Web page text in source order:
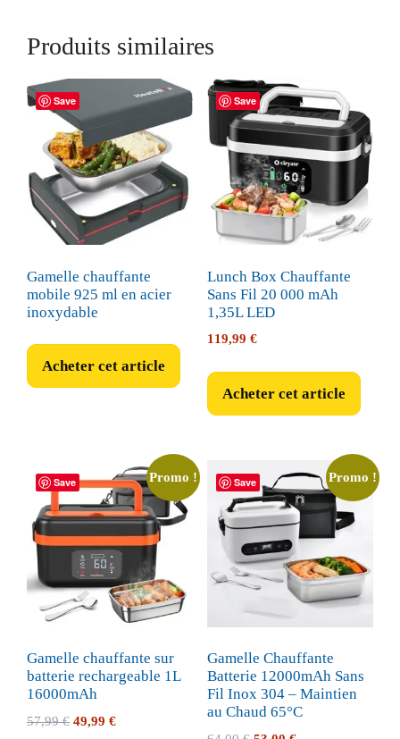
Produits similaires
Save
Gamelle chauffante
mobile 925 ml en acier
inoxydable
Acheter cet article
Save
Lunch Box Chauffante
Sans Fil 20 000 mAh
1,35L LED
119,99 €
Acheter cet article
Save Promo !
Gamelle chauffante sur
batterie rechargeable 1L
16000mAh
57,99€ Le
49,99 €Le
Save Promo !
Gamelle Chauffante
Batterie 12000mAh Sans
Fil Inox 304 – Maintien
au Chaud 65°C